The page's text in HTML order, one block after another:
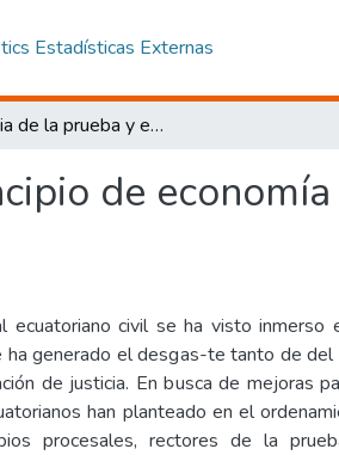
Estadísticas Externas
La eficacia de la prueba y el principio de economía procesal en materia civil
de
ecuatoriano civil se ha visto inmerso
ha generado el desgas-te tanto de del
de justicia. En busca de mejoras
han planteado en el
procesales, rectores de la